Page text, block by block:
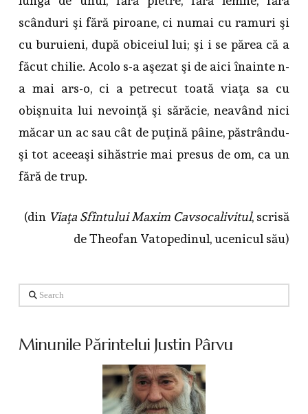
scânduri şi fără piroane, ci numai cu ramuri şi
cu buruieni, după obiceiul lui; şi i se părea că a
făcut chilie. Acolo s-a aşezat şi de aici înainte n-
a mai ars-o, ci a petrecut toată viaţa sa cu
obişnuita lui nevoinţă şi sărăcie, neavând nici
măcar un ac sau cât de puţină pâine, păstrându-
şi tot aceeaşi sihăstrie mai presus de om, ca un
fără de trup.
(din Viaţa Sfîntului Maxim Cavsocalivitul, scrisă
de Theofan Vatopedinul, ucenicul său)
Search
Minunile Părintelui Justin Pârvu